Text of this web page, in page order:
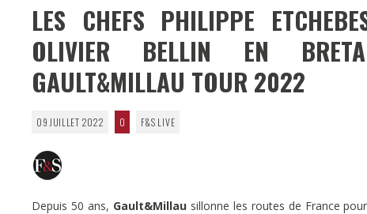
LES CHEFS PHILIPPE
OLIVIER BELLIN EN
GAULT&MILLAU TOUR 2022
09 JUILLET 2022 0 F&S LIVE
Depuis 50 ans, Gault&Millausillonne les routes de France